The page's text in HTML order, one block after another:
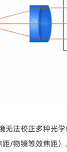
无法校正多种光
/物镜等效焦距